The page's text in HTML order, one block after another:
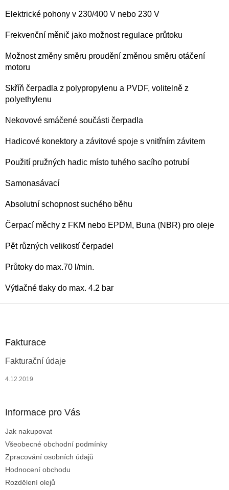
Elektrické pohony v 230/400 V nebo 230 V
Frekvenční měnič jako možnost regulace průtoku
Možnost změny směru proudění změnou směru otáčení
motoru
Skříň čerpadla z polypropylenu a PVDF, volitelně z
polyethylenu
Nekovové smáčené součásti čerpadla
Hadicové konektory a závitové spoje s vnitřním závitem
Použití pružných hadic místo tuhého sacího potrubí
Samonasávací
Absolutní schopnost suchého běhu
Čerpací měchy z FKM nebo EPDM, Buna (NBR) pro oleje
Pět různých velikostí čerpadel
Průtoky do max.70 l/min.
Výtlačné tlaky do max. 4.2 bar
Fakturace
Fakturační údaje
4.12.2019
Informace pro Vás
Jak nakupovat
Všeobecné obchodní podmínky
Zpracování osobních údajů
Hodnocení obchodu
Rozdělení olejů